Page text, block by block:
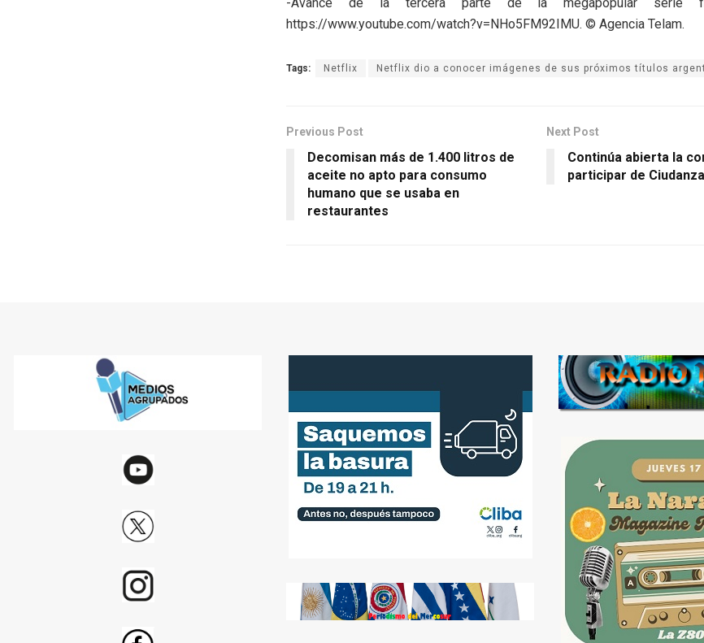
https://www.youtube.com/watch?v=NHo5FM92IMU. © Agencia Telam.
Tags: Netflix Netflix dio a conocer imágenes de sus próximos títulos
Previous Post
Decomisan más de 1.400 litros de
aceite no apto para consumo
humano que se usaba en
restaurantes
Next Post
Continúa abierta la
participar de